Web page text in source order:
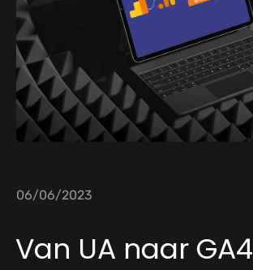
06/06/2023
Van UA naar GA4